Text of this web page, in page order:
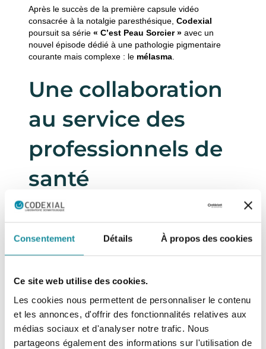
Consentement Détails À propos des cookies
Ce site web utilise des cookies.
Les cookies nous permettent de personnaliser le contenu
et les annonces, d'offrir des fonctionnalités relatives aux
médias sociaux et d'analyser notre trafic. Nous
partageons également des informations sur l'utilisation de
Après le succès de la première capsule vidéo
consacrée à la notalgie paresthésique, Codexial
poursuit sa série « C’est Peau Sorcier » avec un
nouvel épisode dédié à une pathologie pigmentaire
courante mais complexe : le mélasma
Une collaboration
au service des
professionnels de
santé​
biologiste et PDG de Codexial, et leDr Anne Gresset-
, dermatologue et créatrice du « Kézako du
Dermato », unissent à nouveau leurs expertises pour
✔️ Les mécanismes et causes du mélasma
✔️ Les facteurs déclencheurs et aggravants
✔️Les clés pour poser un diagnostic précis
✔️Les stratégies thérapeutiques adaptées à chaque